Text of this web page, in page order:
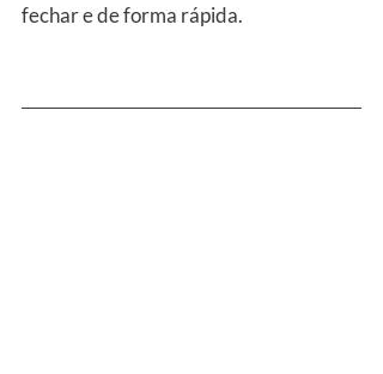
fechar e de forma rápida.